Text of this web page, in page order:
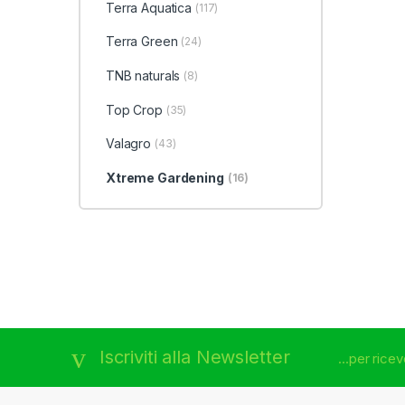
Terra Aquatica (117)
Terra Green (24)
TNB naturals (8)
Top Crop (35)
Valagro (43)
Xtreme Gardening (16)
Iscriviti alla Newsletter ...per